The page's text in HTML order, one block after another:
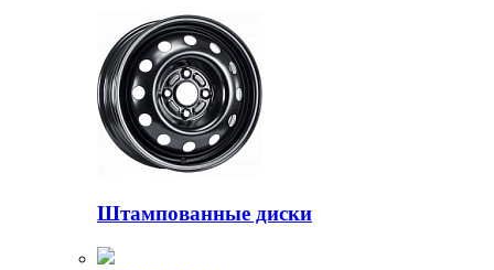
Штампованные диски